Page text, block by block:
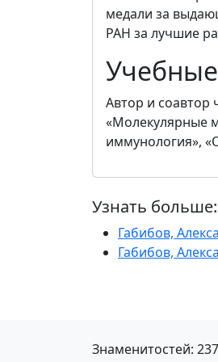
медали за
РАН за лучшие
Автор и соавтор
«Молекулярные
иммунология»,
Узнать больше:
Габибов,
Габибов,
Знаменитостей: